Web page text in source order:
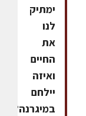
ימתיק
לנו
את
החיים
ואיזה
יילחם
במיגרנה?